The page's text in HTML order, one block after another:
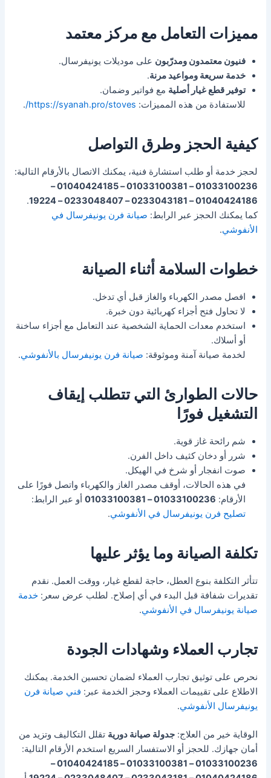
مميزات التعامل مع مركز معتمد
فنيون معتمدون ومدرّبون على موديلات يونيفرسال.
خدمة سريعة ومواعيد مرنة.
توفير قطع غيار أصلية مع فواتير وضمان.
للاستفادة من هذه المميزات: https://syanah.pro/stoves/
.
كيفية الحجز وطرق التواصل
لحجز خدمة أو طلب استشارة فنية، يمكنك الاتصال بالأرقام التالية:
01033100236 – 01033100381 – 01040424185 –
01040424186 – 0233043181 – 0233048407 – 19224
.
كما يمكنك الحجز عبر الرابط: صيانة فرن يونيفرسال في
الأنفوشي.
خطوات السلامة أثناء الصيانة
افصل مصدر الكهرباء والغاز قبل أي تدخل.
لا تحاول فتح أجزاء كهربائية دون خبرة.
استخدم معدات الحماية الشخصية عند التعامل مع أجزاء ساخنة
أو أسلاك.
لخدمة صيانة آمنة وموثوقة: صيانة فرن يونيفرسال بالأنفوشي.
حالات الطوارئ التي تتطلب إيقاف
التشغيل فورًا
شم رائحة غاز قوية.
شرر أو دخان كثيف داخل الفرن.
صوت انفجار أو شرخ في الهيكل.
في هذه الحالات، أوقف مصدر الغاز والكهرباء واتصل فورًا على
الأرقام: 01033100236 – 01033100381
أو عبر الرابط:
تصليح فرن يونيفرسال في الأنفوشي.
تكلفة الصيانة وما يؤثر عليها
تتأثر التكلفة بنوع العطل، حاجة لقطع غيار، ووقت العمل. نقدم
تقديرات شفافة قبل البدء في أي إصلاح. لطلب عرض سعر:خدمة
صيانة يونيفرسال في الأنفوشي.
تجارب العملاء وشهادات الجودة
نحرص على توثيق تجارب العملاء لضمان تحسين الخدمة. يمكنك
الاطلاع على تقييمات العملاء وحجز الخدمة عبر: فني صيانة فرن
يونيفرسال الأنفوشي.
الوقاية خير من العلاج:جدولة صيانة دورية تقلل التكاليف وتزيد من
أمان جهازك. للحجز أو الاستفسار السريع استخدم الأرقام التالية:
01033100236 – 01033100381 – 01040424185 –